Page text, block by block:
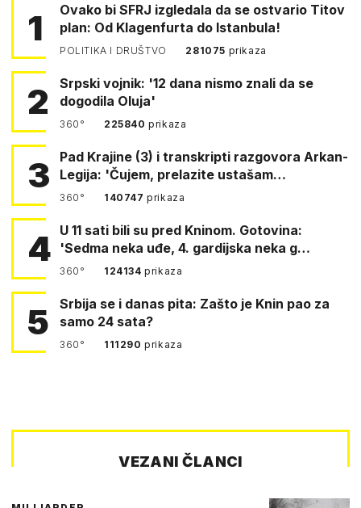
1
Ovako bi SFRJ izgledala da se ostvario Titov
plan: Od Klagenfurta do Istanbula!
POLITIKA I DRUŠTVO 281075 prikaza
2
Srpski vojnik: '12 dana nismo znali da se
dogodila Oluja'
360° 225840prikaza
3
Pad Krajine (3) i transkripti razgovora Arkan-
Legija: 'Čujem, prelazite ustašam…
360° 140747prikaza
4 U 11 sati bili su pred Kninom. Gotovina:
'Sedma neka uđe, 4. gardijska neka g…
360° 124134prikaza
5
Srbija se i danas pita: Zašto je Knin pao za
samo 24 sata?
360° 111290prikaza
VEZANI ČLANCI